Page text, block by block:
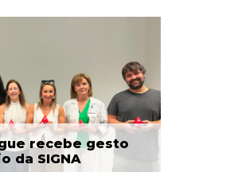
recebe gesto
da SIGNA